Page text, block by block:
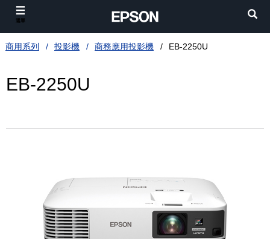
商用系列 投影機 商務應用投影機 EB-2250U
EB-2250U